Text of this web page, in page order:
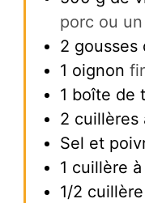
porc ou
2 gousses
1 oignon
1 boîte de
2 cuillères
Sel et
1 cuillère à
1/2